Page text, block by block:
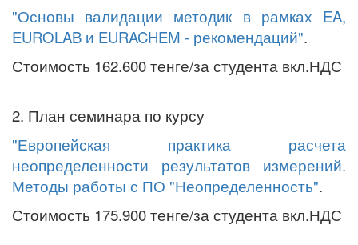
"Основы валидации методик в рамках EA,
EUROLAB и EURACHEM - рекомендаций".
Стоимость 162.600 тенге/за студента вкл.НДС
2. План семинара по курсу
"Европейская практика расчета
неопределенности результатов измерений.
Методы работы с ПО "Неопределенность".
Стоимость 175.900 тенге/за студента вкл.НДС